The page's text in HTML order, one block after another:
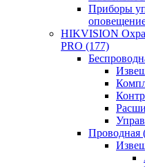
Приборы
HIKVISION
PRO (177)
Проводная